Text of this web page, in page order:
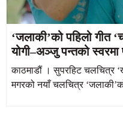
‘जलाकी’को पहिलो गीत
योगी–अञ्जु पन्तको स्वरमा
काठमाडौं । सुपरहिट चलचित्र
मगरको नयाँ चलचित्र